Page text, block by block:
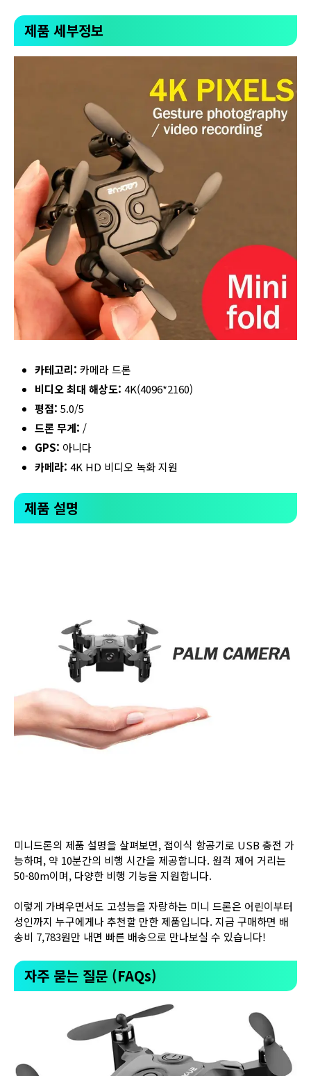
제품 세부정보
카테고리: 카메라 드론
비디오 최대 해상도: 4K(4096*2160)
평점: 5.0/5
드론 무게: /
GPS: 아니다
카메라: 4K HD 비디오 녹화 지원
제품 설명
미니드론의 제품 설명을 살펴보면, 접이식 항공기로 USB 충전 가
능하며, 약 10분간의 비행 시간을 제공합니다. 원격 제어 거리는
50-80m이며, 다양한 비행 기능을 지원합니다.
이렇게 가벼우면서도 고성능을 자랑하는 미니 드론은 어린이부터
성인까지 누구에게나 추천할 만한 제품입니다. 지금 구매하면 배
송비 7,783원만 내면 빠른 배송으로 만나보실 수 있습니다!
자주 묻는 질문 (FAQs)